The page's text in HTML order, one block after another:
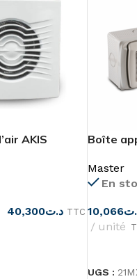
AKIS
د.ت40,300
TTC
Boîte
Master
En
10,066
unité
UGS :